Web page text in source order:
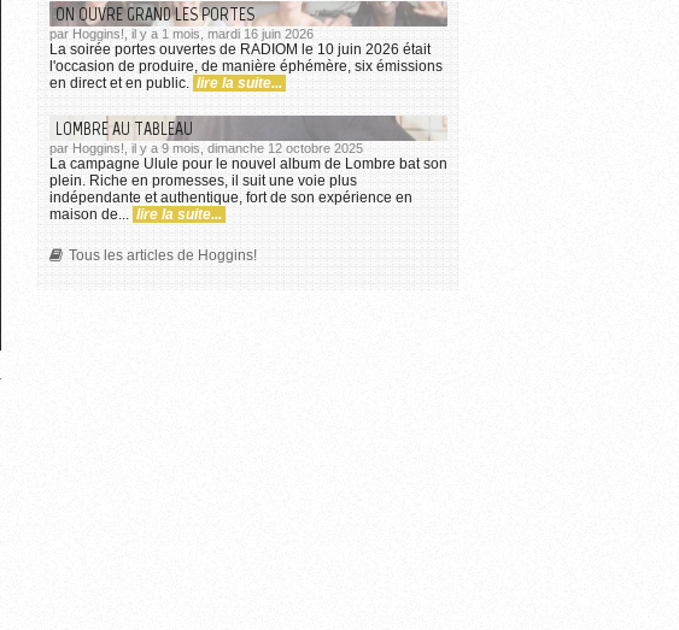
ON OUVRE GRAND LES PORTES
par Hoggins!, il y a 1 mois, mardi 16 juin 2026
La soirée portes ouvertes de RADIOM le 10 juin 2026 était
l'occasion de produire, de manière éphémère, six émissions
en direct et en public.
lire la suite...
LOMBRE AU TABLEAU
par Hoggins!, il y a 9 mois, dimanche 12 octobre 2025
La campagne Ulule pour le nouvel album de Lombre bat son
plein. Riche en promesses, il suit une voie plus
indépendante et authentique, fort de son expérience en
maison de...
lire la suite...
Tous les articles de Hoggins!